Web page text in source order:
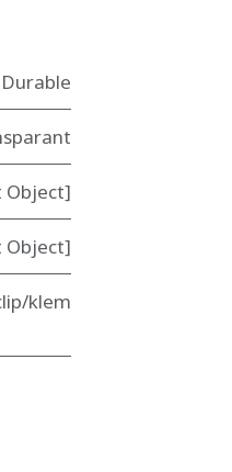
Durable
Object]
Object]
klem